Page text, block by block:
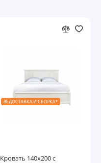
🎁 ДОСТАВКА И СБОРКА*
Кровать 140x200 с